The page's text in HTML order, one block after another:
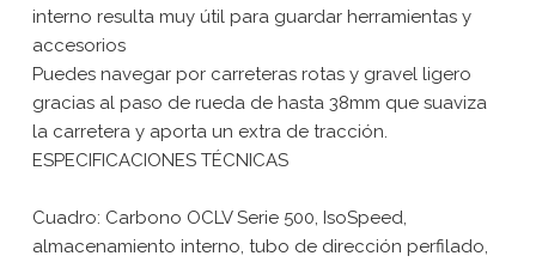
interno resulta muy útil para guardar herramientas y
accesorios
Puedes navegar por carreteras rotas y gravel ligero
gracias al paso de rueda de hasta 38mm que suaviza
la carretera y aporta un extra de tracción.
ESPECIFICACIONES TÉCNICAS
Cuadro: Carbono OCLV Serie 500, IsoSpeed,
almacenamiento interno, tubo de dirección perfilado,